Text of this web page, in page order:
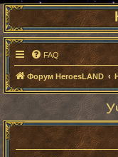
FAQ
Форум HeroesLAND